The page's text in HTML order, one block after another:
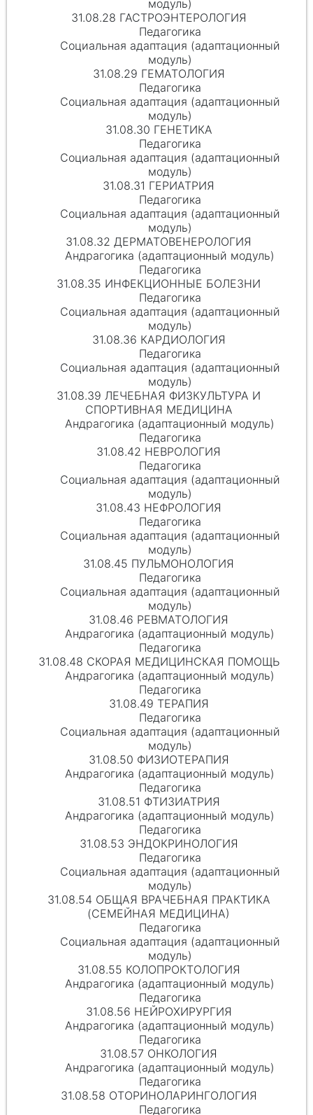
модуль)
31.08.28 ГАСТРОЭНТЕРОЛОГИЯ
Педагогика
Социальная адаптация (адаптационный
модуль)
31.08.29 ГЕМАТОЛОГИЯ
Педагогика
Социальная адаптация (адаптационный
модуль)
31.08.30 ГЕНЕТИКА
Педагогика
Социальная адаптация (адаптационный
модуль)
31.08.31 ГЕРИАТРИЯ
Педагогика
Социальная адаптация (адаптационный
модуль)
31.08.32 ДЕРМАТОВЕНЕРОЛОГИЯ
Андрагогика (адаптационный модуль)
Педагогика
31.08.35 ИНФЕКЦИОННЫЕ БОЛЕЗНИ
Педагогика
Социальная адаптация (адаптационный
модуль)
31.08.36 КАРДИОЛОГИЯ
Педагогика
Социальная адаптация (адаптационный
модуль)
31.08.39 ЛЕЧЕБНАЯ ФИЗКУЛЬТУРА И
СПОРТИВНАЯ МЕДИЦИНА
Андрагогика (адаптационный модуль)
Педагогика
31.08.42 НЕВРОЛОГИЯ
Педагогика
Социальная адаптация (адаптационный
модуль)
31.08.43 НЕФРОЛОГИЯ
Педагогика
Социальная адаптация (адаптационный
модуль)
31.08.45 ПУЛЬМОНОЛОГИЯ
Педагогика
Социальная адаптация (адаптационный
модуль)
31.08.46 РЕВМАТОЛОГИЯ
Андрагогика (адаптационный модуль)
Педагогика
31.08.48 СКОРАЯ МЕДИЦИНСКАЯ ПОМОЩЬ
Андрагогика (адаптационный модуль)
Педагогика
31.08.49 ТЕРАПИЯ
Педагогика
Социальная адаптация (адаптационный
модуль)
31.08.50 ФИЗИОТЕРАПИЯ
Андрагогика (адаптационный модуль)
Педагогика
31.08.51 ФТИЗИАТРИЯ
Андрагогика (адаптационный модуль)
Педагогика
31.08.53 ЭНДОКРИНОЛОГИЯ
Педагогика
Социальная адаптация (адаптационный
модуль)
31.08.54 ОБЩАЯ ВРАЧЕБНАЯ ПРАКТИКА
(СЕМЕЙНАЯ МЕДИЦИНА)
Педагогика
Социальная адаптация (адаптационный
модуль)
31.08.55 КОЛОПРОКТОЛОГИЯ
Андрагогика (адаптационный модуль)
Педагогика
31.08.56 НЕЙРОХИРУРГИЯ
Андрагогика (адаптационный модуль)
Педагогика
31.08.57 ОНКОЛОГИЯ
Андрагогика (адаптационный модуль)
Педагогика
31.08.58 ОТОРИНОЛАРИНГОЛОГИЯ
Педагогика